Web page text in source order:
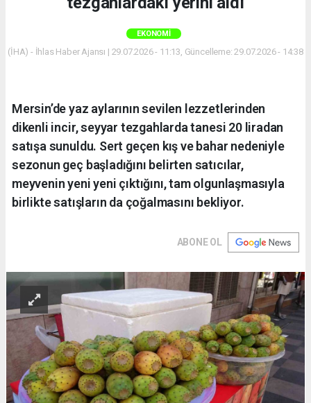
EKONOMI
(İHA) - İhlas Haber Ajansı | 29.07.2026 - 11:13, Güncelleme: 29.07.2026 - 14:38
Mersin’de yaz aylarının sevilen lezzetlerinden
dikenli incir, seyyar tezgahlarda tanesi 20 liradan
satışa sunuldu. Sert geçen kış ve bahar nedeniyle
sezonun geç başladığını belirten satıcılar,
meyvenin yeni yeni çıktığını, tam olgunlaşmasıyla
birlikte satışların da çoğalmasını bekliyor.
ABONE OL